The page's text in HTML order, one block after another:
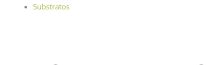
Substratos